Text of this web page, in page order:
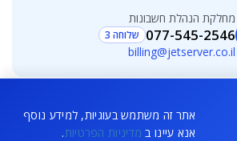
אתר זה משתמש בעוגיות, למידע נוסף
אנא עיינו ב מדיניות הפרטיות.
מחלקת הנהלת חשבונות
077-545-2546 שלוחה 3
billing@jetserver.co.il
© 2026 All rights reserved - כל הזכויות שמורות - החומרים והתכנים